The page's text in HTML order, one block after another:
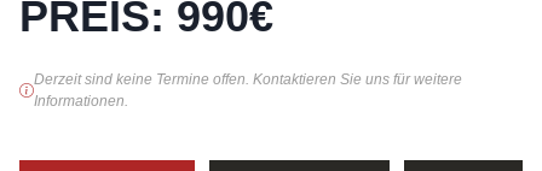
PREIS: 990€
Derzeit sind keine Termine offen. Kontaktieren Sie uns für weitere
Informationen.